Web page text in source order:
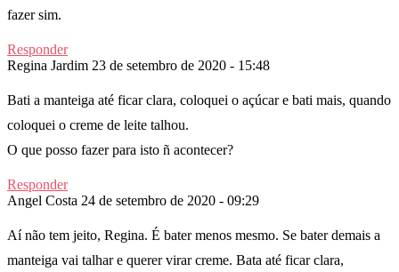
fazer sim.
Responder
Regina Jardim 23 de setembro de 2020 - 15:48
Bati a manteiga até ficar clara, coloquei o açúcar e bati mais, quando
coloquei o creme de leite talhou.
O que posso fazer para isto ñ acontecer?
Responder
Angel Costa 24 de setembro de 2020 - 09:29
Aí não tem jeito, Regina. É bater menos mesmo. Se bater demais a
manteiga vai talhar e querer virar creme. Bata até ficar clara,